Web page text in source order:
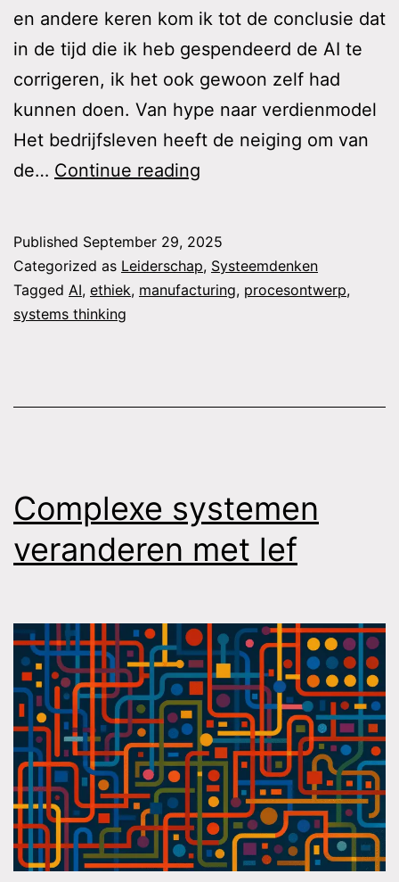
en andere keren kom ik tot de conclusie dat
in de tijd die ik heb gespendeerd de AI te
corrigeren, ik het ook gewoon zelf had
kunnen doen. Van hype naar verdienmodel
Het bedrijfsleven heeft de neiging om van
de… Continue reading
hype:
verantwoordelijkheid
Published September 29, 2025
Categorized as Leiderschap, Systeemdenken
Tagged AI, ethiek, manufacturing, procesontwerp,
systems thinking
Complexe systemen
veranderen met lef